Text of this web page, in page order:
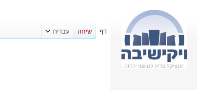
דף שיחה עברית